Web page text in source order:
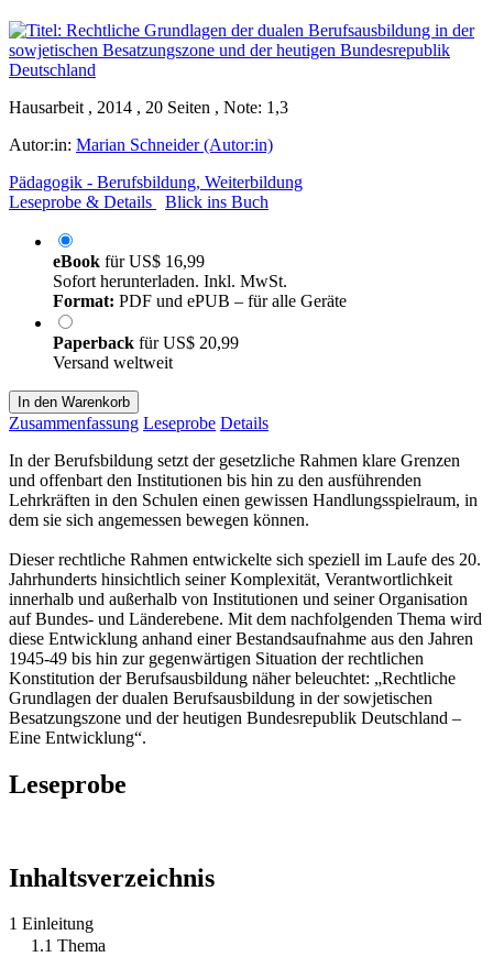
Hausarbeit , 2014 , 20 Seiten , Note: 1,3
Autor:in: Marian Schneider (Autor:in)
Pädagogik - Berufsbildung, Weiterbildung
Leseprobe & Details
Blick ins Buch
eBook fürUS$ 16,99
Sofort herunterladen. Inkl. MwSt.
Format: PDF und ePUB – für alle Geräte
Paperback fürUS$ 20,99
Versand weltweit
In den Warenkorb
Zusammenfassung Leseprobe Details
In der Berufsbildung setzt der gesetzliche Rahmen klare Grenzen
und offenbart den Institutionen bis hin zu den ausführenden
Lehrkräften in den Schulen einen gewissen Handlungsspielraum, in
dem sie sich angemessen bewegen können.
Dieser rechtliche Rahmen entwickelte sich speziell im Laufe des 20.
Jahrhunderts hinsichtlich seiner Komplexität, Verantwortlichkeit
innerhalb und außerhalb von Institutionen und seiner Organisation
auf Bundes- und Länderebene. Mit dem nachfolgenden Thema wird
diese Entwicklung anhand einer Bestandsaufnahme aus den Jahren
1945-49 bis hin zur gegenwärtigen Situation der rechtlichen
Konstitution der Berufsausbildung näher beleuchtet: „Rechtliche
Grundlagen der dualen Berufsausbildung in der sowjetischen
Besatzungszone und der heutigen Bundesrepublik Deutschland –
Eine Entwicklung“.
Leseprobe
Inhaltsverzeichnis
1 Einleitung
1.1 Thema